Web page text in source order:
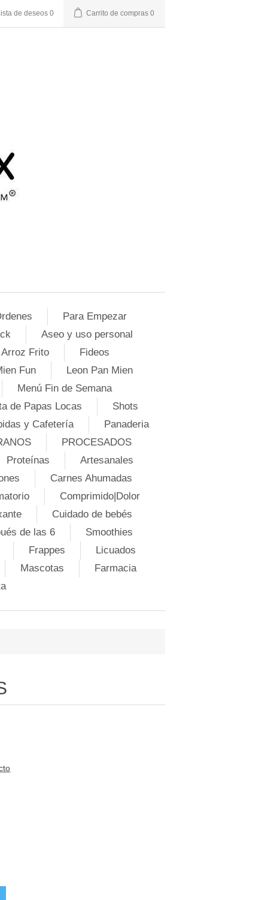
de deseos 0 Carrito de compras 0
Para Empezar
Aseo y uso personal
Arroz Frito
Fideos
Fun
Leon Pan Mien
Menú Fin de Semana
de Papas Locas
Shots
y Cafetería
Panaderia
PROCESADOS
Proteínas
Artesanales
Carnes Ahumadas
Comprimido|Dolor
Cuidado de bebés
de las 6
Smoothies
Frappes
Licuados
Mascotas
Farmacia